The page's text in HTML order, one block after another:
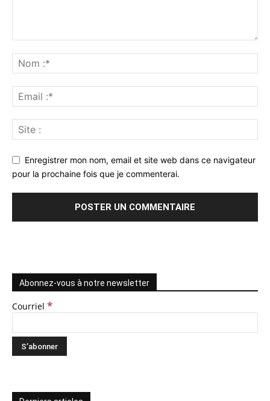
Enregistrer mon nom, email et site web dans ce navigateur
pour la prochaine fois que je commenterai.
Abonnez-vous à notre newsletter
Courriel *